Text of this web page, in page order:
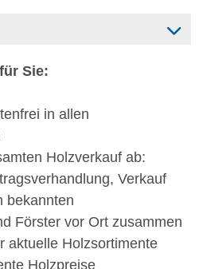
Sie:
in allen
Holzverkauf ab:
Verkauf
bekannten
Förster vor Ort zusammen
aktuelle Holzsortimente
Holzpreise